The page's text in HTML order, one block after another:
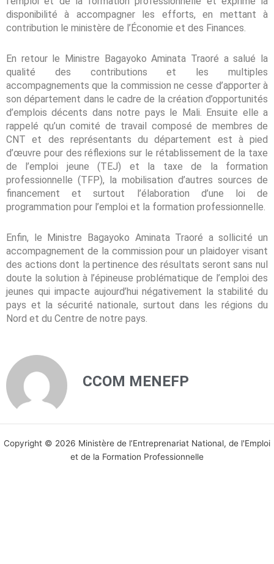
disponibilité à accompagner les efforts, en mettant à
contribution le ministère de l’Économie et des Finances.
En retour le Ministre Bagayoko Aminata Traoré a salué la
qualité des contributions et les multiples
accompagnements que la commission ne cesse d’apporter à
son département dans le cadre de la création d’opportunités
d’emplois décents dans notre pays le Mali. Ensuite elle a
rappelé qu’un comité de travail composé de membres de
CNT et des représentants du département est à pied
d’œuvre pour des réflexions sur le rétablissement de la taxe
de l’emploi jeune (TEJ) et la taxe de la formation
professionnelle (TFP), la mobilisation d’autres sources de
financement et surtout l’élaboration d’une loi de
programmation pour l’emploi et la formation professionnelle.
Enfin, le Ministre Bagayoko Aminata Traoré a sollicité un
accompagnement de la commission pour un plaidoyer visant
des actions dont la pertinence des résultats seront sans nul
doute la solution à l’épineuse problématique de l’emploi des
jeunes qui impacte aujourd’hui négativement la stabilité du
pays et la sécurité nationale, surtout dans les régions du
Nord et du Centre de notre pays.
CCOM MENEFP
Copyright © 2026 Ministère de l’Entreprenariat National, de l'Emploi
et de la Formation Professionnelle